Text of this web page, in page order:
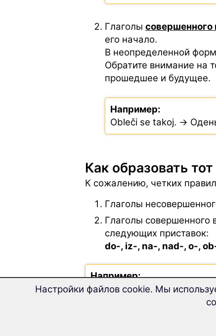
Глаголы совершенного
его начало.
В неопределенной
Обратите внимание на
прошедшее и будущее.
Например:
Obleči se takoj. →
Как образовать
К сожалению, четких
Глаголы
Глаголы совершенного
следующих приставок:
do-, iz-, na-, nad-, o-,
Например:
несовершенный вид : peti –
совершенный вид: zapeti –
Настройки файлов cookie. Мы